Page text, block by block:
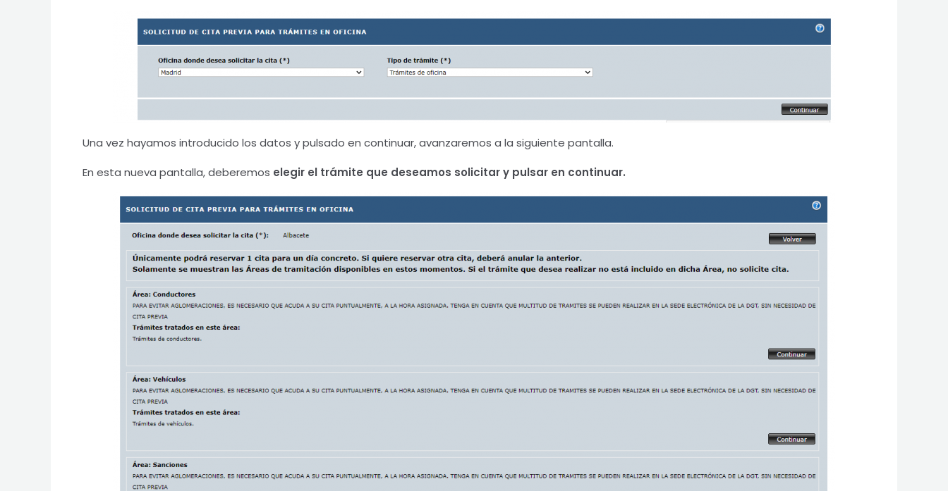
Una vez hayamos introducido los datos y pulsado en continuar, avanzaremos a la siguiente pantalla.
En esta nueva pantalla, deberemos elegir el trámite que deseamos solicitar y pulsar en continuar.